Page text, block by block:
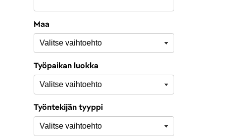
Maa
Työpaikan luokka
Työntekijän tyyppi